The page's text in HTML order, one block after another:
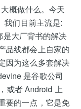
概做什么。今天
我们目前主流是:
大厂背书的解决
品线都会上自家的
因为这么多套解决
是谷歌公司
或者 Android 上
要的一点，它是免